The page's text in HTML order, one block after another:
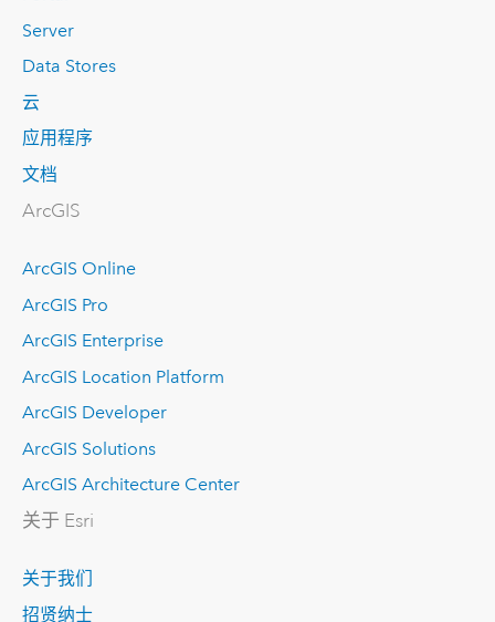
Server
Data Stores
云
应用程序
文档
ArcGIS
ArcGIS Online
ArcGIS Pro
ArcGIS Enterprise
ArcGIS Location Platform
ArcGIS Developer
ArcGIS Solutions
ArcGIS Architecture Center
关于 Esri
关于我们
招贤纳士